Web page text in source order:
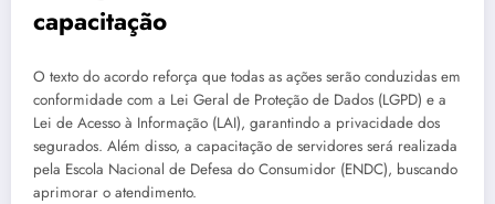
capacitação
O texto do acordo reforça que todas as ações serão conduzidas em
conformidade com a Lei Geral de Proteção de Dados (LGPD) e a
Lei de Acesso à Informação (LAI), garantindo a privacidade dos
segurados. Além disso, a capacitação de servidores será realizada
pela Escola Nacional de Defesa do Consumidor (ENDC), buscando
aprimorar o atendimento.